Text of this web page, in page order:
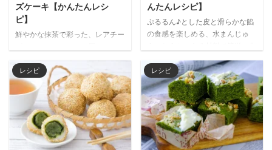
ズケーキ【かんたんレシ
ピ】
鮮やかな抹茶で彩った、レアチー
ル模様が鮮やかに浮かび上がり、
美しいスイーツになります。抹茶
と相性の良いホワイトチョコレー
トを混ぜることで、より深みのあ
る味わいに仕上がります。 材料
（15㎝丸型） （ボトム生地） 砕
いたビスケット 80g 溶かしバタ
んたんレシピ】
ぷるるん♪とした皮と滑らかな餡
の食感を楽しめる、水まんじゅ
うでしょう。 餡を抹茶にする
と、上品な逸品としていただけま
す。半透明の皮の中に閉じ込め
た、抹茶餡の緑が美しく映える和
菓子です。つるんとした喉越し
と、抹茶の風味を堪能してくださ
い夏は冷たい焙じ茶と、冬は温か
レシピ レシピ